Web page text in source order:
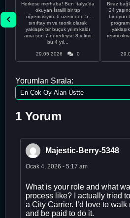
Herkese merhaba! Ben İtalya'da
okuyan İsrailli bir tıp
öğrencisiyim. 6 üzerinden 5.
sınıftayım ve teorik olarak
yaklaşık bir buçuk yılım kaldı
ama son 7-neredeyse 8 yılımı
bu 4 yıl...
29.05.2026 0
Biraz
24
bir oyun
resmi
Yorumları Sırala:
1 Yorum
Majestic-Berry-5348
Ocak 4, 2026 - 5:17 am
What is your role and what
process like? I actually tried
a City Carrier. I’d love to
and be paid to do it.